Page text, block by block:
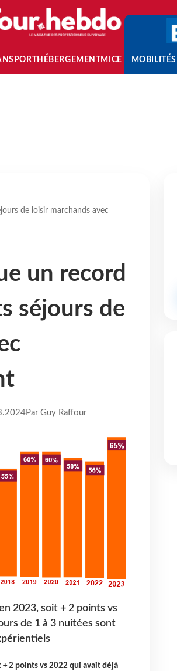
HÉBERGEMENTMICE MOBILITÉS
de loisir marchands avec
un record
séjours de
Par Guy Raffour
2023, soit + 2 points vs
de 1 à 3 nuitées sont
+ 2 points vs 2022 qui avait déjà